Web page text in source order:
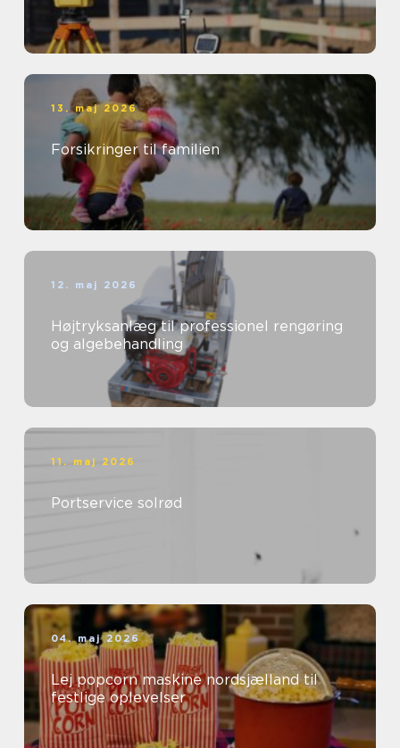
13. maj 2026
Forsikringer til familien
12. maj 2026
Højtryksanlæg til professionel rengøring
og algebehandling
11. maj 2026
Portservice solrød
04. maj 2026
Lej popcorn maskine nordsjælland til
festlige oplevelser